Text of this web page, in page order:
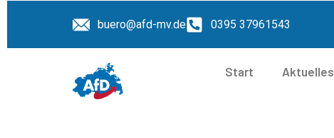
buero@afd-mv.de 0395 37961543
Start Aktuelles